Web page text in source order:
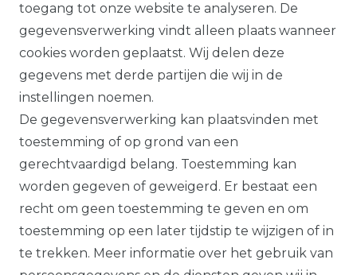
Alle prijzen plus btw. Onze aanbiedingen
zijn alleen geldig voor handelaars en
overheden.
Alle op deze website getoonde producten
en productinformatie dienen uitsluitend
ter algemene informatie. Er kunnen
verschillen zijn tussen de op de website
getoonde producten en de daadwerkelijk
geleverde modellen.
toegang tot onze website te analyseren. De
gegevensverwerking vindt alleen plaats wanneer
cookies worden geplaatst. Wij delen deze
gegevens met derde partijen die wij in de
instellingen noemen.
De gegevensverwerking kan plaatsvinden met
toestemming of op grond van een
gerechtvaardigd belang. Toestemming kan
worden gegeven of geweigerd. Er bestaat een
recht om geen toestemming te geven en om
toestemming op een later tijdstip te wijzigen of in
te trekken. Meer informatie over het gebruik van